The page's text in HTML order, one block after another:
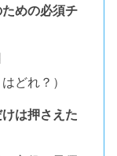
めの必須チ
どれ？）
は押さえた